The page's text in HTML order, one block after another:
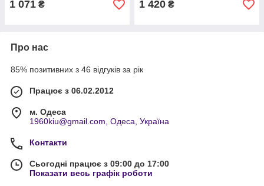
1 071 ₴ 1 420 ₴
Про нас
85% позитивних з 46 відгуків за рік
Працює з 06.02.2012
м. Одеса
1960kiu@gmail.com, Одеса, Україна
Контакти
Сьогодні працює з 09:00 до 17:00
Показати весь графік роботи